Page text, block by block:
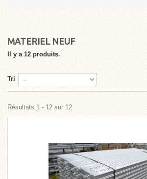
MATERIEL NEUF
Il y a 12 produits.
Tri
Résultats 1 - 12 sur 12.